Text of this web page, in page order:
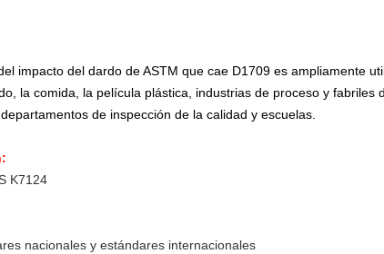
impacto del dardo de ASTM que cae D1709 es ampliamente
la comida, la película plástica, industrias de proceso y fabriles
de inspección de la calidad y escuelas.
K7124
nacionales y estándares internacionales